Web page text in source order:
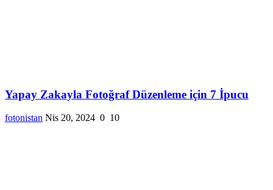
Yapay Zakayla Fotoğraf Düzenleme için 7 İpucu
fotonistan Nis 20, 2024 0 10